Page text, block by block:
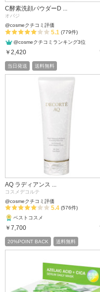
C酵素洗顔パウダーD ...
オバジ
@cosmeクチコミ評価
5.1 (779件)
@cosmeクチコミランキング3位
￥2,420
当日発送 送料無料
AQ ラディアンス ...
コスメデコルテ
@cosmeクチコミ評価
5.4 (576件)
ベストコスメ
￥7,700
20%POINT BACK 送料無料